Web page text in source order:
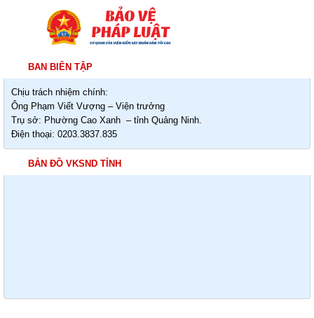
BAN BIÊN TẬP
Chịu trách nhiệm chính:
Ông Phạm Viết Vượng – Viện trưởng
Trụ sở: Phường Cao Xanh – tỉnh Quảng Ninh.
Điện thoại: 0203.3837.835
BẢN ĐỒ VKSND TỈNH